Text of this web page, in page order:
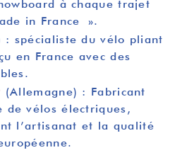
à chaque trajet
in France ».
: spécialiste du vélo pliant
en France avec des
(Allemagne) : Fabricant
de vélos électriques,
l’artisanat et la qualité